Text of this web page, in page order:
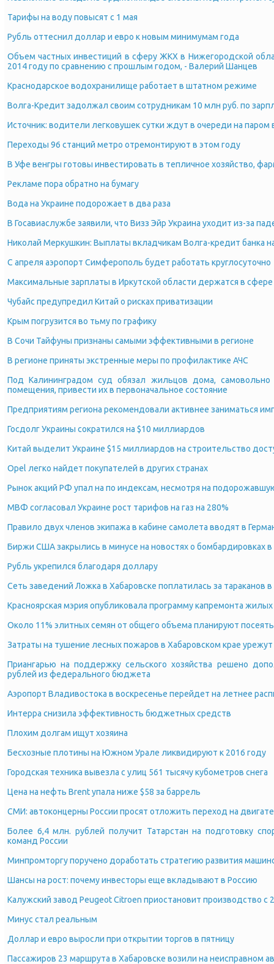
Тарифы на воду повысят с 1 мая
Рубль оттеснил доллар и евро к новым минимумам года
Объем частных инвестиций в сферу ЖКХ в Нижегородской
2014 году по сравнению с прошлым годом, - Валерий Шанцев
Краснодарское водохранилище работает в штатном режиме
Волга-Кредит задолжал своим сотрудникам 10 млн руб. по
Источник: водители легковушек сутки ждут в очереди на паром
Переходы 96 станций метро отремонтируют в этом году
В Уфе венгры готовы инвестировать в тепличное хозяйство,
Рекламе пора обратно на бумагу
Вода на Украине подорожает в два раза
В Госавиаслужбе заявили, что Визз Эйр Украина уходит из-за
Николай Меркушкин: Выплаты вкладчикам Волга-кредит банка
С апреля аэропорт Симферополь будет работать круглосуточно
Максимальные зарплаты в Иркутской области держатся в
Чубайс предупредил Китай о рисках приватизации
Крым погрузится во тьму по графику
В Сочи Тайфуны признаны самыми эффективными в регионе
В регионе приняты экстренные меры по профилактике АЧС
Под Калининградом суд обязал жильцов дома, самовольно
помещения, привести их в первоначальное состояние
Предприятиям региона рекомендовали активнее заниматься
Госдолг Украины сократился на $10 миллиардов
Китай выделит Украине $15 миллиардов на строительство
Opel легко найдет покупателей в других странах
Рынок акций РФ упал на по индексам, несмотря на
МВФ согласовал Украине рост тарифов на газ на 280%
Правило двух членов экипажа в кабине самолета вводят в
Биржи США закрылись в минусе на новостях о бомбардировках
Рубль укрепился благодаря доллару
Сеть заведений Ложка в Хабаровске поплатилась за тараканов
Красноярская мэрия опубликовала программу капремонта
Около 11% элитных семян от общего объема планируют
Затраты на тушение лесных пожаров в Хабаровском крае
Приангарью на поддержку сельского хозяйства решено
рублей из федерального бюджета
Аэропорт Владивостока в воскресенье перейдет на летнее
Интерра снизила эффективность бюджетных средств
Плохим долгам ищут хозяина
Бесхозные плотины на Южном Урале ликвидируют к 2016 году
Городская техника вывезла с улиц 561 тысячу кубометров снега
Цена на нефть Brent упала ниже $58 за баррель
СМИ: автоконцерны России просят отложить переход на
Более 6,4 млн. рублей получит Татарстан на подготовку
команд России
Минпромторгу поручено доработать стратегию развития
Шансы на рост: почему инвесторы еще вкладывают в Россию
Калужский завод Peugeot Citroen приостановит производство с
Минус стал реальным
Доллар и евро выросли при открытии торгов в пятницу
Пассажиров 23 маршрута в Хабаровске возили на неисправном